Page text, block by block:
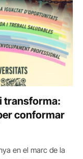
transforma:
conformar
en el marc de la